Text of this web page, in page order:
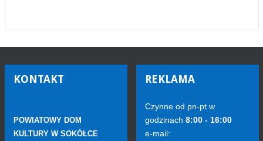
KONTAKT
POWIATOWY DOM
KULTURY W SOKÓŁCE
REKLAMA
Czynne od pn-pt w
godzinach 8:00 - 16:00
e-mail: